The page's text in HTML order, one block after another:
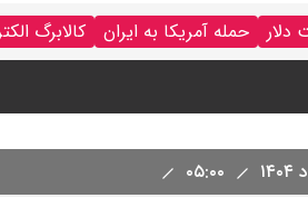
دلار حمله آمریکا به ایران کالابرگ